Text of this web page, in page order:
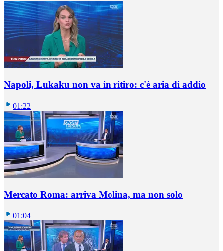
Napoli, Lukaku non va in ritiro: c'è aria di addio
01:22
Mercato Roma: arriva Molina, ma non solo
01:04